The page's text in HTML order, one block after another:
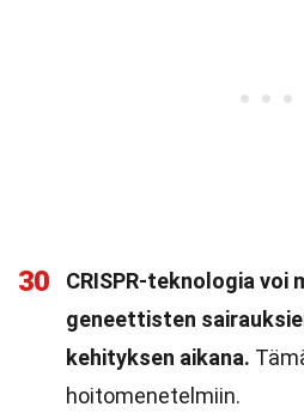
30
CRISPR-teknologia voi
geneettisten
kehityksen aikana.
hoitomenetelmiin.